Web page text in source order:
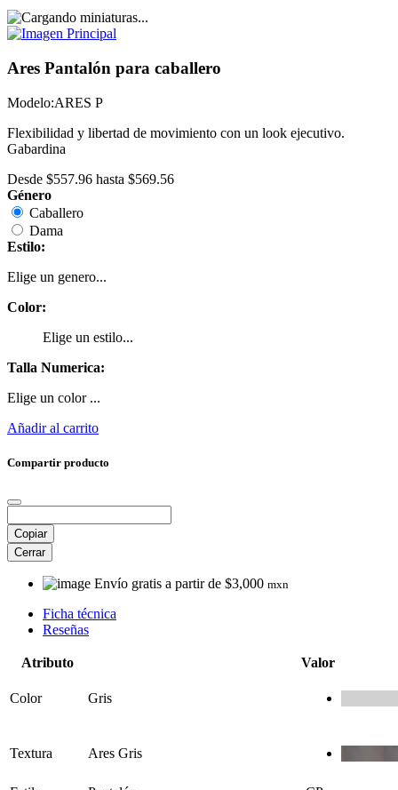
Ares Pantalón para caballero
Modelo:ARES P
Flexibilidad y libertad de movimiento con un look ejecutivo.
Gabardina
Desde $557.96 hasta $569.56
Género
Caballero
Dama
Estilo:
Elige un genero...
Color:
Elige un estilo...
Talla Numerica:
Elige un color ...
Añadir al carrito
Compartir producto
Copiar
Cerrar
Envío gratis a partir de $3,000 mxn
Ficha técnica
Reseñas
Atributo Valor
Color Gris
Textura Ares Gris